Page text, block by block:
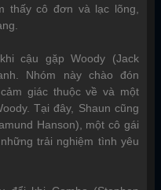
thấy cô đơn và lạc lõng,
cậu gặp Woody (Jack
Nhóm này chào đón
giác thuộc về và một
Tại đây, Shaun cũng
Hanson), một cô gái
trải nghiệm tình yêu